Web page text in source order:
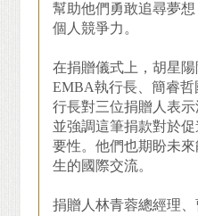
幫助他們勇敢追尋夢
個人競爭力。
在捐贈儀式上，胡星
EMBA執行長、簡睿
行長對三位捐贈人表
並強調這筆捐款對於
要性。他們也期盼未
生的國際交流。
捐贈人林青蓉總經理